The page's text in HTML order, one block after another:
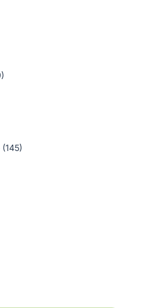
(145)